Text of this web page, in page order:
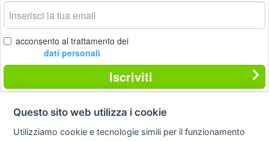
La
tua
email
acconsento al trattamento dei
dati personali
Iscriviti
Contatti
Privacy
policy
legale
Questo sito web utilizza i cookie
Utilizziamo cookie e tecnologie simili per il funzionamento